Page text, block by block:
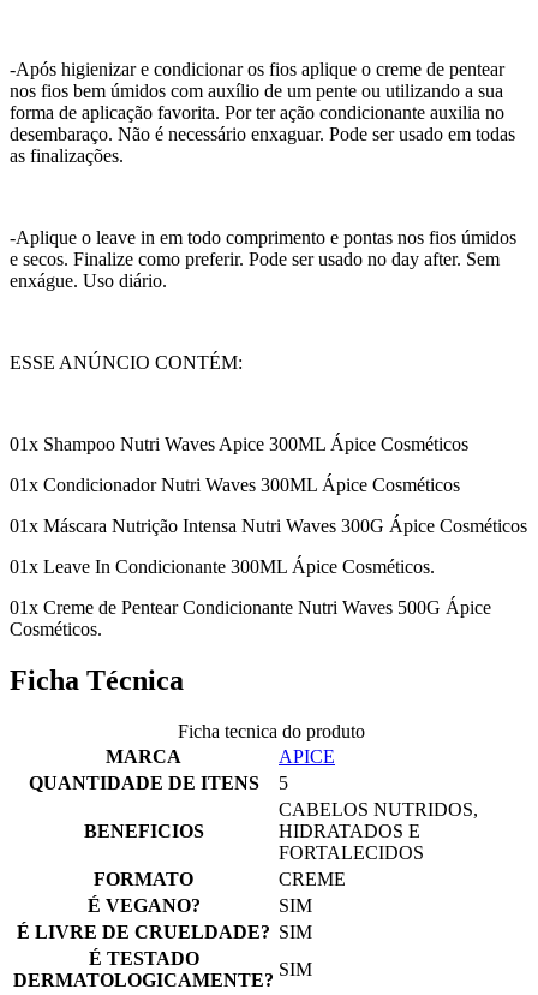
-Após higienizar e condicionar os fios aplique o creme de pentear
nos fios bem úmidos com auxílio de um pente ou utilizando a sua
forma de aplicação favorita. Por ter ação condicionante auxilia no
desembaraço. Não é necessário enxaguar. Pode ser usado em todas
as finalizações.
-Aplique o leave in em todo comprimento e pontas nos fios úmidos
e secos. Finalize como preferir. Pode ser usado no day after. Sem
enxágue. Uso diário.
ESSE ANÚNCIO CONTÉM:
01x Shampoo Nutri Waves Apice 300ML Ápice Cosméticos
01x Condicionador Nutri Waves 300ML Ápice Cosméticos
01x Máscara Nutrição Intensa Nutri Waves 300G Ápice Cosméticos
01x Leave In Condicionante 300ML Ápice Cosméticos.
01x Creme de Pentear Condicionante Nutri Waves 500G Ápice
Cosméticos.
Ficha Técnica
Ficha tecnica do produto
MARCA
APICE
QUANTIDADE DE ITENS
5
BENEFICIOS
CABELOS NUTRIDOS,
HIDRATADOS E
FORTALECIDOS
FORMATO
CREME
É VEGANO?
SIM
É LIVRE DE CRUELDADE? SIM
É TESTADO
DERMATOLOGICAMENTE?
SIM